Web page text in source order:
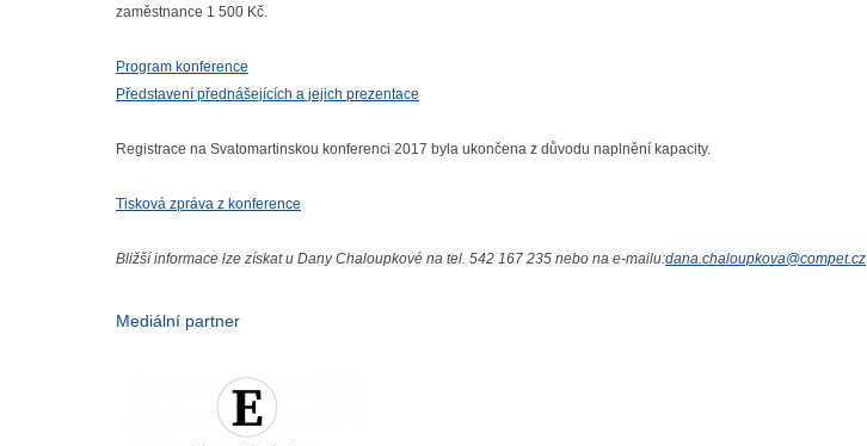
zaměstnance 1 500 Kč.
Program konference
Představení přednášejících a jejich prezentace
Registrace na Svatomartinskou konferenci 2017 byla ukončena z důvodu naplnění kapacity.
Tisková zpráva z konference
Bližší informace lze získat u Dany Chaloupkové na tel. 542 167 235 nebo na e-mailu:dana.chaloupkova@compet.cz
Mediální partner